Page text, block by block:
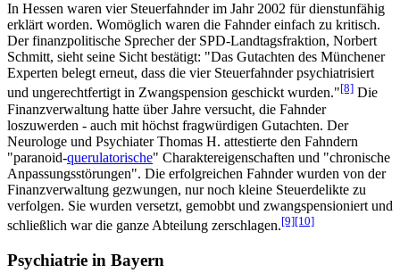
In Hessen waren vier Steuerfahnder im Jahr 2002 für dienstunfähig
erklärt worden. Womöglich waren die Fahnder einfach zu kritisch.
Der finanzpolitische Sprecher der SPD-Landtagsfraktion, Norbert
Schmitt, sieht seine Sicht bestätigt: "Das Gutachten des Münchener
Experten belegt erneut, dass die vier Steuerfahnder psychiatrisiert
und ungerechtfertigt in Zwangspension geschickt wurden."[8] Die
Finanzverwaltung hatte über Jahre versucht, die Fahnder
loszuwerden - auch mit höchst fragwürdigen Gutachten. Der
Neurologe und Psychiater Thomas H. attestierte den Fahndern
"paranoid-querulatorische" Charaktereigenschaften und "chronische
Anpassungsstörungen". Die erfolgreichen Fahnder wurden von der
Finanzverwaltung gezwungen, nur noch kleine Steuerdelikte zu
verfolgen. Sie wurden versetzt, gemobbt und zwangspensioniert und
schließlich war die ganze Abteilung zerschlagen.[9][10]
Psychiatrie in Bayern